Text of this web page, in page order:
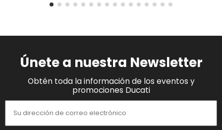
Únete a nuestra Newsletter
Obtén toda la información de los eventos y
promociones Ducati